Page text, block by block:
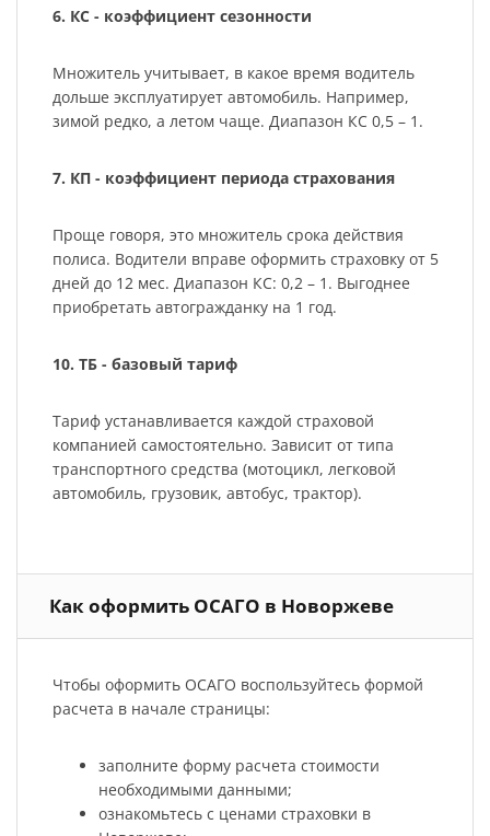
6. КС - коэффициент сезонности
Множитель учитывает, в какое время водитель
дольше эксплуатирует автомобиль. Например,
зимой редко, а летом чаще. Диапазон КС 0,5 – 1.
7. КП - коэффициент периода страхования
Проще говоря, это множитель срока действия
полиса. Водители вправе оформить страховку от 5
дней до 12 мес. Диапазон КС: 0,2 – 1. Выгоднее
приобретать автогражданку на 1 год.
10. ТБ - базовый тариф
Тариф устанавливается каждой страховой
компанией самостоятельно. Зависит от типа
транспортного средства (мотоцикл, легковой
автомобиль, грузовик, автобус, трактор).
Как оформить ОСАГО в Новоржеве
Чтобы оформить ОСАГО воспользуйтесь формой
расчета в начале страницы:
заполните форму расчета стоимости
необходимыми данными;
ознакомьтесь с ценами страховки в